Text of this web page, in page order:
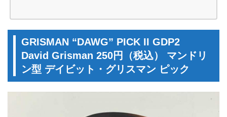
GRISMAN “DAWG” PICK II GDP2
David Grisman 250円（税込） マンドリ
ン型 デイビット・グリスマン ピック